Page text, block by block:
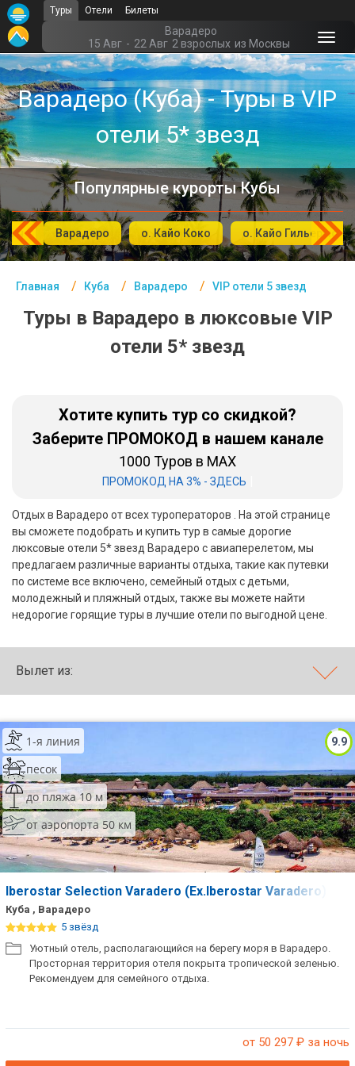
Туры Отели Билеты
Варадеро
15 Авг - 22 Авг 2 взрослых из Москвы
Варадеро (Куба) - Туры в VIP
отели 5* звезд
Популярные курорты Кубы
Варадеро о. Кайо Коко о. Кайо Гильермо
Главная Куба Варадеро VIP отели 5 звезд
Туры в Варадеро в люксовые VIP
отели 5* звезд
Хотите купить тур со скидкой?
Заберите ПРОМОКОД в нашем канале
1000 Туров в MAX
ПРОМОКОД НА 3% - ЗДЕСЬ
Отдых в Варадеро от всех туроператоров . На этой странице
вы сможете подобрать и купить тур в самые дорогие
люксовые отели 5* звезд Варадеро с авиаперелетом, мы
предлагаем различные варианты отдыха, такие как путевки
по системе все включено, семейный отдых с детьми,
молодежный и пляжный отдых, также вы можете найти
недорогие горящие туры в лучшие отели по выгодной цене.
Вылет из:
9.9
1-я линия
песок
до пляжа 10 м
от аэропорта 50 км
Iberostar Selection Varadero (Ex.Iberostar Varadero)
Куба , Варадеро
5 звёзд
Уютный отель, располагающийся на берегу моря в Варадеро.
Просторная территория отеля покрыта тропической зеленью.
Рекомендуем для семейного отдыха.
от 50 297 ₽ за ночь
Главная
Куба- Курорты
Офис г. Москва
Помощь
Подборки отелей
Турция
Таиланд
ОАЭ
Египет
Куба
Вьетнам
Хайнань
Южный Гоа
Занзибар
Абхазия
Большой Сочи
Экскурсионные туры
ТОП 10 лучших отелей 5*
ТОП 10 недорогих отелей
5*
Лучшие отели 4* звезды
Недорогие отели 4*
звезды
Лучшие отели 3* звезды
звезды
Сетевые отели Турции